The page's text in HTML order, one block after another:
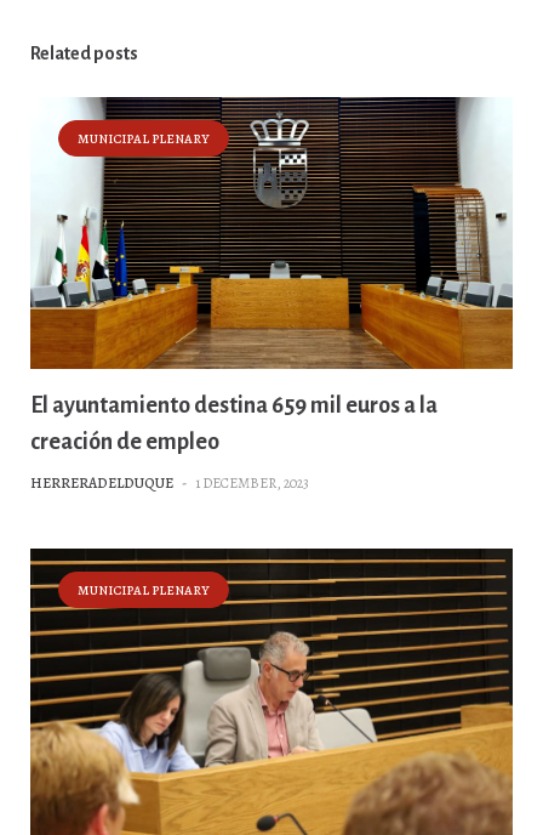
Related posts
MUNICIPAL PLENARY
El ayuntamiento destina 659 mil euros a la
creación de empleo
HERRERADELDUQUE - 1 DECEMBER, 2023
MUNICIPAL PLENARY